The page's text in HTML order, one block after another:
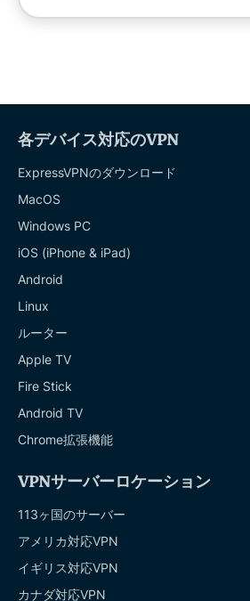
各デバイス対応のVPN
ExpressVPNのダウンロード
MacOS
Windows PC
iOS (iPhone & iPad)
Android
Linux
ルーター
Apple TV
Fire Stick
Android TV
Chrome拡張機能
VPNサーバーロケーション
113ヶ国のサーバー
アメリカ対応VPN
イギリス対応VPN
カナダ対応VPN